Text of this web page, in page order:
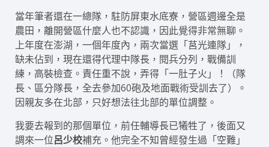
當年筆者還在一總隊，駐防屏東水底寮，營區週邊全是
農田，離開營區什麼人也不認識，因此覺得非常無聊。
上年度在澎湖，一個年度內，兩次當選「莒光連隊」，
缺未佔到，現在還得代理中隊長，閱兵分列，戰備訓
練，高裝檢查。責任重不說，弄得「一肚子火」！（隊
長、區分隊長，全去參加60砲及地面戰術受訓去了）。
因親友多在北部，只好想法往北部的單位調整。
我要去報到的那個單位，前任輔導長已犧牲了，後面又
調來一位呂少校補充。他完全不知曾經發生過「空難」